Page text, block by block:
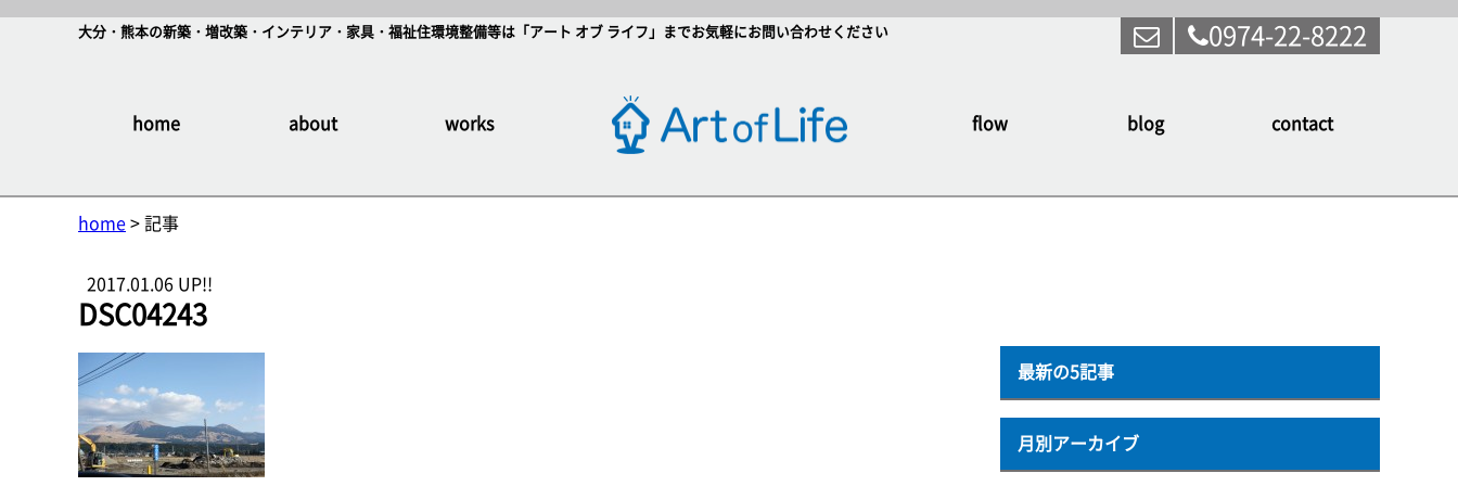
大分・熊本の新築・増改築・インテリア・家具・福祉住環境整備等は「アート オブ ライフ」までお気軽にお問い合わせください 0974-22-8222
home about works flow blog contact
home > 記事
2017.01.06 UP!!
DSC04243
最新の5記事
月別アーカイブ